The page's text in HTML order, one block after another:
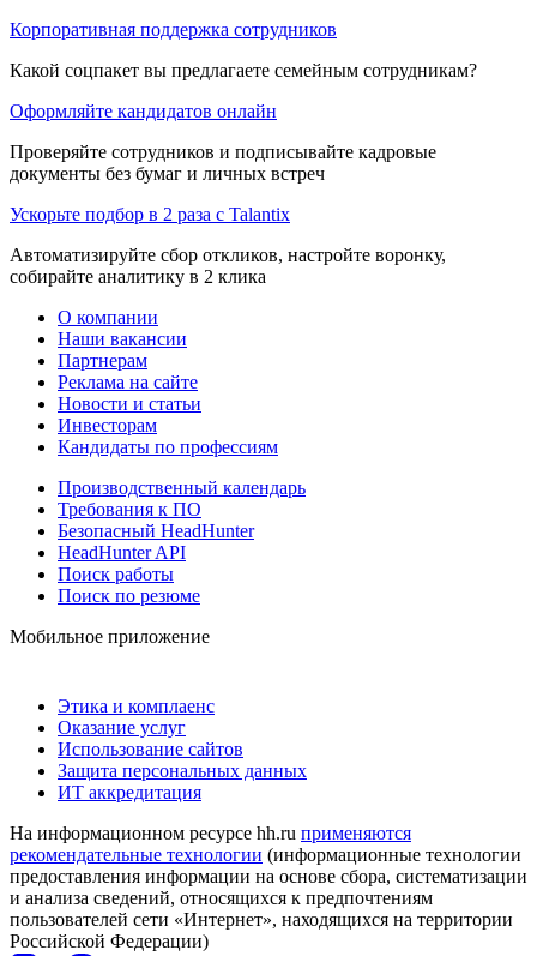
Корпоративная поддержка сотрудников
Какой соцпакет вы предлагаете семейным сотрудникам?
Оформляйте кандидатов онлайн
Проверяйте сотрудников и подписывайте кадровые
документы без бумаг и личных встреч
Ускорьте подбор в 2 раза с Talantix
Автоматизируйте сбор откликов, настройте воронку,
собирайте аналитику в 2 клика
О компании
Наши вакансии
Партнерам
Реклама на сайте
Новости и статьи
Инвесторам
Кандидаты по профессиям
Производственный календарь
Требования к ПО
Безопасный HeadHunter
HeadHunter API
Поиск работы
Поиск по резюме
Мобильное приложение
Этика и комплаенс
Оказание услуг
Использование сайтов
Защита персональных данных
ИТ аккредитация
На информационном ресурсе hh.ru применяются
рекомендательные технологии (информационные технологии
предоставления информации на основе сбора, систематизации
и анализа сведений, относящихся к предпочтениям
пользователей сети «Интернет», находящихся на территории
Российской Федерации)